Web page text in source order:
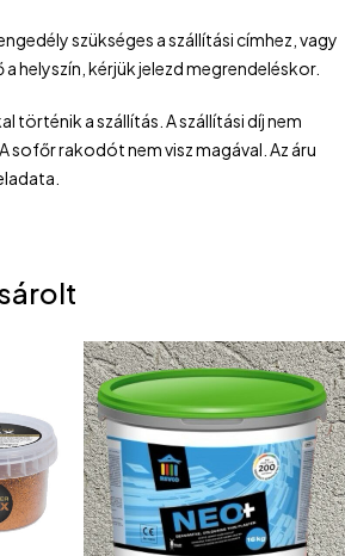
szükséges a szállítási címhez, vagy
helyszín, kérjük jelezd megrendeléskor.
történik a szállítás. A szállítási díj nem
sofőr rakodót nem visz magával. Az áru